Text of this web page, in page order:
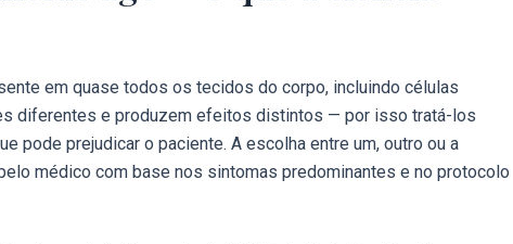
em quase todos os tecidos do corpo, incluindo células
diferentes e produzem efeitos distintos — por isso tratá-los
pode prejudicar o paciente. A escolha entre um, outro ou a
médico com base nos sintomas predominantes e no protocolo